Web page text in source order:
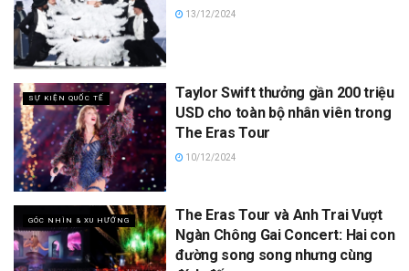
13/12/2024
SỰ KIỆN QUỐC TẾ
Taylor Swift thưởng gần 200 triệu
USD cho toàn bộ nhân viên trong
The Eras Tour
10/12/2024
GÓC NHÌN & XU HƯỚNG
The Eras Tour và Anh Trai Vượt
Ngàn Chông Gai Concert: Hai con
đường song song nhưng cùng